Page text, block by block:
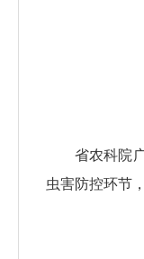
省农科院
虫害防控环节